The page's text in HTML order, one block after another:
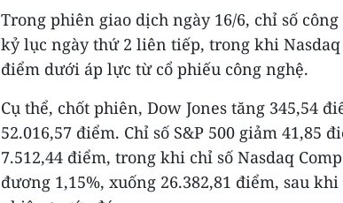
Trong phiên giao dịch ngày 16/6, chỉ số
kỷ lục ngày thứ 2 liên tiếp, trong khi Nasdaq
điểm dưới áp lực từ cổ phiếu công nghệ.
Cụ thể, chốt phiên, Dow Jones tăng 345,54
52.016,57 điểm. Chỉ số S&P 500 giảm 41,85
7.512,44 điểm, trong khi chỉ số Nasdaq
đương 1,15%, xuống 26.382,81 điểm, sau